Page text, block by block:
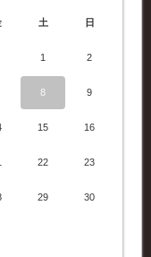
土 日
1 2
8 9
15 16
22 23
29 30